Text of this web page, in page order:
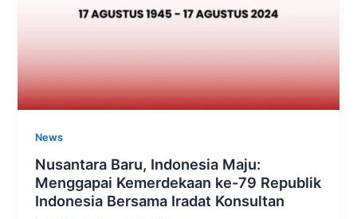
News
Nusantara Baru, Indonesia Maju:
Menggapai Kemerdekaan ke-79 Republik
Indonesia Bersama Iradat Konsultan